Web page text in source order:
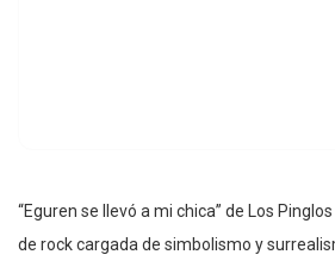
“Eguren se llevó a mi chica” de Los
de rock cargada de simbolismo y